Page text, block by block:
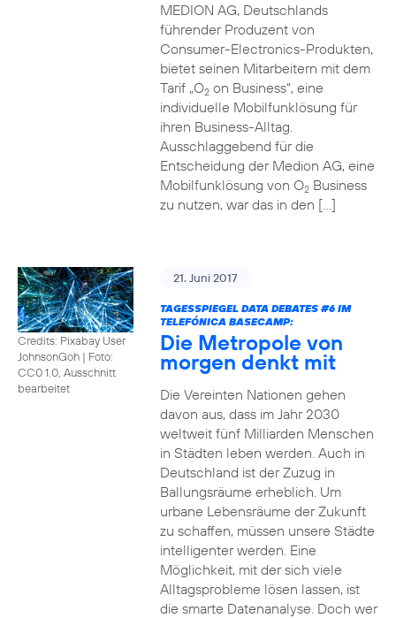
MEDION AG, Deutschlands
führender Produzent von
Consumer-Electronics-Produkten,
bietet seinen Mitarbeitern mit dem
Tarif „O2on Business“, eine
individuelle Mobilfunklösung für
ihren Business-Alltag.
Ausschlaggebend für die
Entscheidung der Medion AG, eine
Mobilfunklösung von O2Business
zu nutzen, war das in den […]
Credits: Pixabay User
JohnsonGoh | Foto:
CC0 1.0, Ausschnitt
bearbeitet
21. Juni 2017
TAGESSPIEGEL DATA DEBATES #6IM
TELEFÓNICA BASECAMP:
Die Metropole von
morgen denkt mit
Die Vereinten Nationen gehen
davon aus, dass im Jahr 2030
weltweit fünf Milliarden Menschen
in Städten leben werden. Auch in
Deutschland ist der Zuzug in
Ballungsräume erheblich. Um
urbane Lebensräume der Zukunft
zu schaffen, müssen unsere Städte
intelligenter werden. Eine
Möglichkeit, mit der sich viele
Alltagsprobleme lösen lassen, ist
die smarte Datenanalyse. Doch wer